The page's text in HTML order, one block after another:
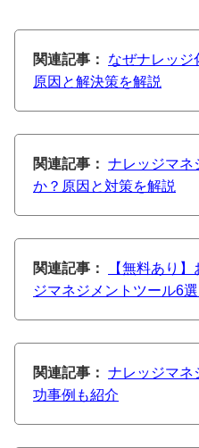
関連記事： なぜナレッジ
原因と解決策を解説
関連記事： ナレッジマネ
か？原因と対策を解説
関連記事：
【無料あり
ジマネジメントツール6選
関連記事： ナレッジマネ
功事例も紹介